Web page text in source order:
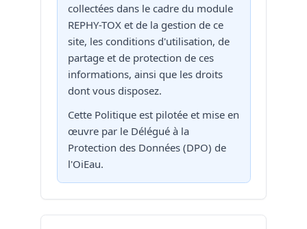
collectées dans le cadre du module
REPHY-TOX et de la gestion de ce
site, les conditions d'utilisation, de
partage et de protection de ces
informations, ainsi que les droits
dont vous disposez.
Cette Politique est pilotée et mise en
œuvre par le Délégué à la
Protection des Données (DPO) de
l'OiEau.